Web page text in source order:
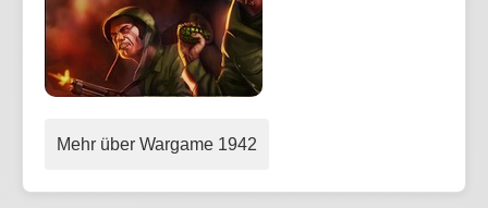
Mehr über Wargame 1942